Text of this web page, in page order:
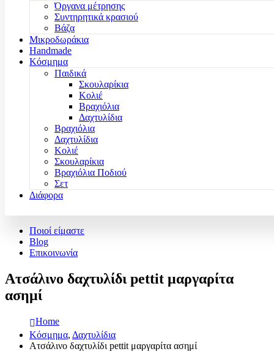
Όργανα μέτρησης
Συντηρητικά κρασιού
Βάζα
Μικροδωράκια
Handmade
Κόσμημα
Παιδικά
Σκουλαρίκια
Κολιέ
Βραχιόλια
Δαχτυλίδια
Βραχιόλια
Δαχτυλίδια
Κολιέ
Σκουλαρίκια
Βραχιόλια Ποδιού
Σετ
Διάφορα
Ποιοί είμαστε
Blog
Επικοινωνία
Ατσάλινο δαχτυλίδι pettit μαργαρίτα
ασημί
Home
Κόσμημα, Δαχτυλίδια
Ατσάλινο δαχτυλίδι pettit μαργαρίτα ασημί